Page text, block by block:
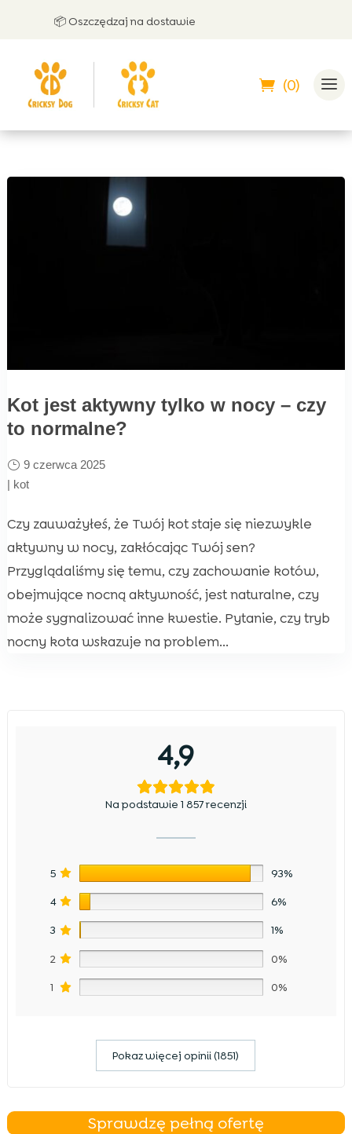
📦 Oszczędzaj na dostawie
(0)
Kot jest aktywny tylko w nocy – czy
to normalne?
9 czerwca 2025
| kot
Czy zauważyłeś, że Twój kot staje się niezwykle
aktywny w nocy, zakłócając Twój sen?
Przyglądaliśmy się temu, czy zachowanie kotów,
obejmujące nocną aktywność, jest naturalne, czy
może sygnalizować inne kwestie. Pytanie, czy tryb
nocny kota wskazuje na problem...
4,9
Na podstawie 1 857 recenzji
5 93%
4 6%
3 1%
2 0%
1 0%
Pokaz więcej opinii (1851)
Sprawdzę pełną ofertę